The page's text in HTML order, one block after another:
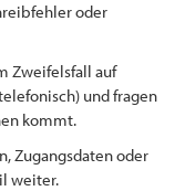
oder
Zweifelsfall auf
und fragen
kommt.
Zugangsdaten oder
weiter.